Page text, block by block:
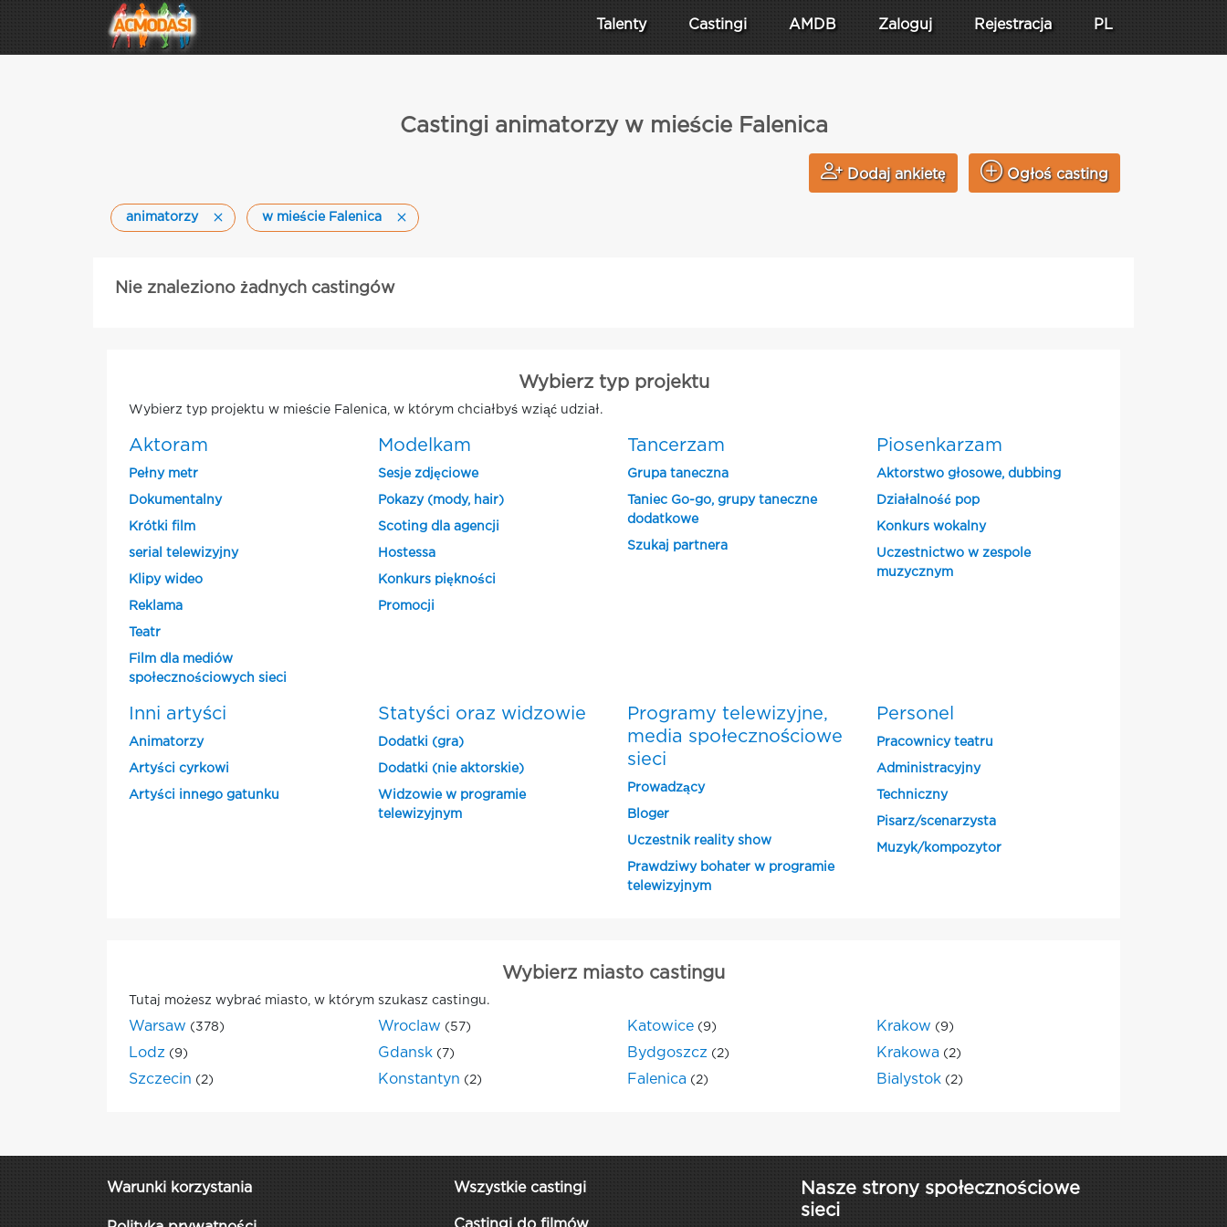
Talenty Castingi AMDB Zaloguj Rejestracja PL
Castingi animatorzy w mieście Falenica
Dodaj ankietę Ogłoś casting
animatorzy w mieście Falenica
Nie znaleziono żadnych castingów
Wybierz typ projektu
Wybierz typ projektu w mieście Falenica, w którym chciałbyś wziąć udział.
Aktoram
Pełny metr
Dokumentalny
Krótki film
serial telewizyjny
Klipy wideo
Reklama
Teatr
Film dla mediów
społecznościowych sieci
Modelkam
Sesje zdjęciowe
Pokazy (mody, hair)
Scoting dla agencji
Hostessa
Konkurs piękności
Promocji
Tancerzam
Grupa taneczna
Taniec Go-go, grupy taneczne
dodatkowe
Szukaj partnera
Piosenkarzam
Aktorstwo głosowe, dubbing
Działalność pop
Konkurs wokalny
Uczestnictwo w zespole
muzycznym
Inni artyści
Animatorzy
Artyści cyrkowi
Artyści innego gatunku
Statyści oraz widzowie
Dodatki (gra)
Dodatki (nie aktorskie)
Widzowie w programie
telewizyjnym
Programy telewizyjne,
media społecznościowe
sieci
Prowadzący
Bloger
Uczestnik reality show
Prawdziwy bohater w programie
telewizyjnym
Personel
Pracownicy teatru
Administracyjny
Techniczny
Pisarz/scenarzysta
Muzyk/kompozytor
Wybierz miasto castingu
Tutaj możesz wybrać miasto, w którym szukasz castingu.
Warsaw (378) Wroclaw (57) Katowice (9) Krakow (9)
Lodz (9) Gdansk (7) Bydgoszcz (2) Krakowa (2)
Szczecin (2) Konstantyn (2) Falenica (2) Bialystok (2)
Warunki korzystania Wszystkie castingi
Nasze strony społecznościowe
sieci